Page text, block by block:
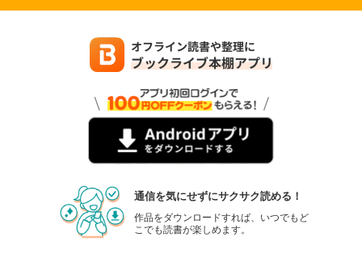
通信を気にせずにサクサク読める！
作品をダウンロードすれば、いつでもど
こでも読書が楽しめます。